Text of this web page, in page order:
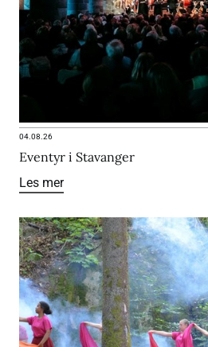
04.08.26
Eventyr i Stavanger
Les mer